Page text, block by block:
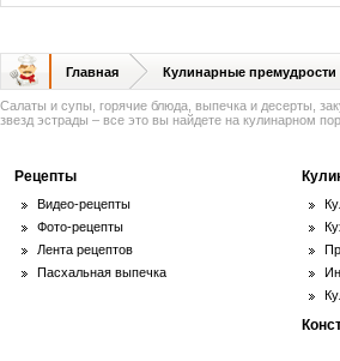
Главная Кулинарные премудрости
Салаты и супы, горячие блюда, выпечка и десерты,
звезд эстрады – все это вы найдете на кулинарном
Рецепты
Видео-рецепты
Фото-рецепты
Лента рецептов
Пасхальная выпечка